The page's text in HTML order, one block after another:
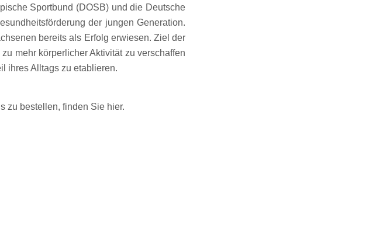
Sportbund (DOSB) und die Deutsche
der jungen Generation.
bereits als Erfolg erwiesen. Ziel der
mehr körperlicher Aktivität zu verschaffen
ihres Alltags zu etablieren.
zu bestellen, finden Sie hier.